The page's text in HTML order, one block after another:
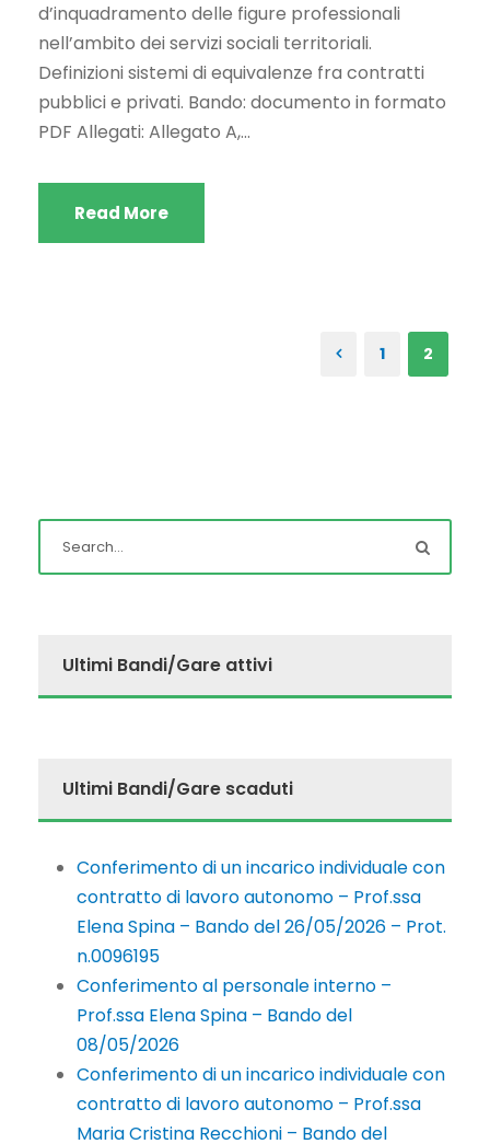
d’inquadramento delle figure professionali
nell’ambito dei servizi sociali territoriali.
Definizioni sistemi di equivalenze fra contratti
pubblici e privati. Bando: documento in formato
PDF Allegati: Allegato A,...
Read More
1 2
Ultimi Bandi/Gare attivi
Ultimi Bandi/Gare scaduti
Conferimento di un incarico individuale con
contratto di lavoro autonomo – Prof.ssa
Elena Spina – Bando del 26/05/2026 – Prot.
n.0096195
Conferimento al personale interno –
Prof.ssa Elena Spina – Bando del
08/05/2026
Conferimento di un incarico individuale con
contratto di lavoro autonomo – Prof.ssa
Maria Cristina Recchioni – Bando del